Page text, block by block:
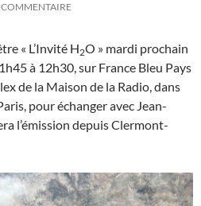
COMMENTAIRE
« L’Invité H2O » mardi prochain
à 12h30, sur France Bleu Pays
de la Maison de la Radio, dans
pour échanger avec Jean-
l’émission depuis Clermont-